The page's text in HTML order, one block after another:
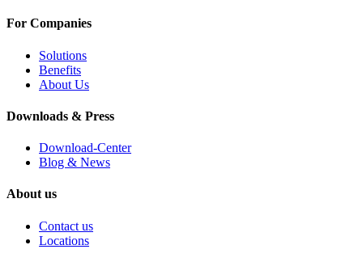
For Companies
Solutions
Benefits
About Us
Downloads & Press
Download-Center
Blog & News
About us
Contact us
Locations